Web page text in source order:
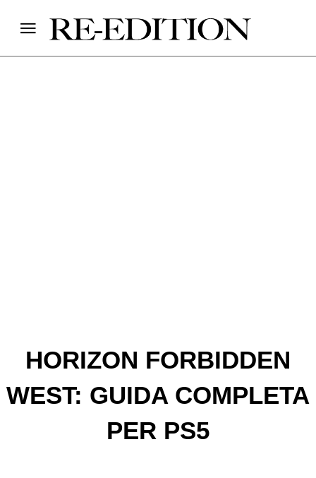
HORIZON FORBIDDEN
WEST: GUIDA COMPLETA
PER PS5